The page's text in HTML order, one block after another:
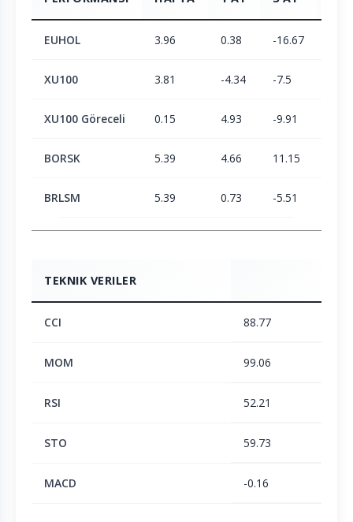
EUHOL 3.96 0.38 -16.67
XU100 3.81 -4.34 -7.5
XU100 Göreceli 0.15 4.93 -9.91
BORSK 5.39 4.66 11.15
BRLSM 5.39 0.73 -5.51
TEKNIK VERILER
CCI 88.77
MOM 99.06
RSI 52.21
STO 59.73
MACD -0.16